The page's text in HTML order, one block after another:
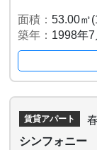
面積：53.00㎡
築年： 1998年7
賃貸アパート
シンフォニー